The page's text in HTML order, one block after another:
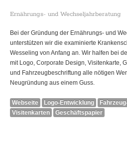
Ernährungs- und Wechseljahrberatung
Bei der Gründung der Ernährungs- und
unterstützen wir die examinierte
Wesseling von Anfang an. Wir halfen bei
mit Logo, Corporate Design, Visitenkarte,
und Fahrzeugbeschriftung alle nötigen
Neugründung aus einem Guss.
Webseite Logo-Entwicklung
Visitenkarten
Geschäftspapier